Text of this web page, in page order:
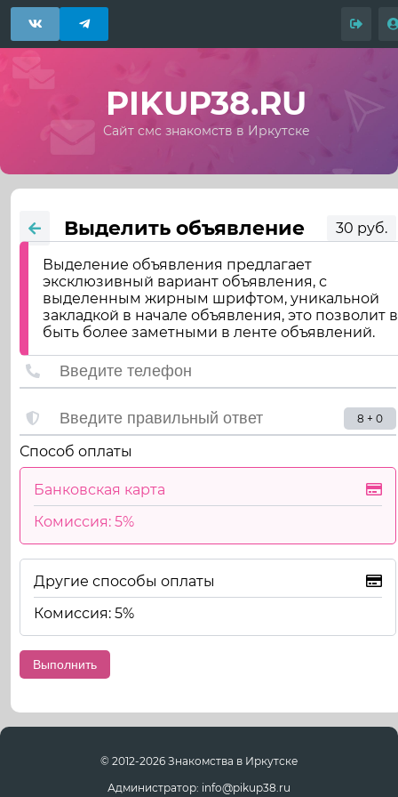
PIKUP38.RU
Сайт смс знакомств в Иркутске
Выделить объявление 30 руб.
Выделение объявления предлагает
эксклюзивный вариант объявления, с
выделенным жирным шрифтом, уникальной
закладкой в начале объявления, это позволит
быть более заметными в ленте объявлений.
8 + 0
Способ оплаты
Банковская карта
Комиссия: 5%
Другие способы оплаты
Комиссия: 5%
© 2012-2026 Знакомства в Иркутске
Администратор: info@pikup38.ru